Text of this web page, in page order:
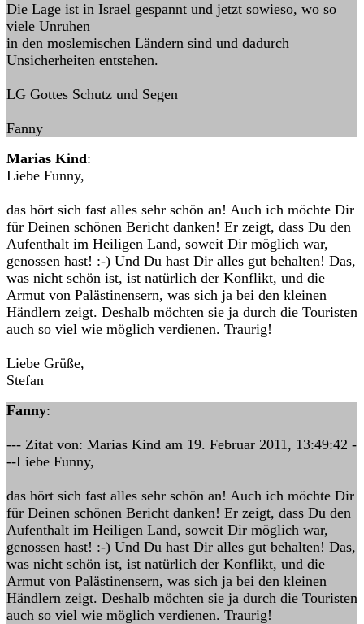
Die Lage ist in Israel gespannt und jetzt sowieso, wo so
viele Unruhen
in den moslemischen Ländern sind und dadurch
Unsicherheiten entstehen.
LG Gottes Schutz und Segen
Fanny
Marias Kind:
Liebe Funny,
das hört sich fast alles sehr schön an! Auch ich möchte Dir
für Deinen schönen Bericht danken! Er zeigt, dass Du den
Aufenthalt im Heiligen Land, soweit Dir möglich war,
genossen hast! :-) Und Du hast Dir alles gut behalten! Das,
was nicht schön ist, ist natürlich der Konflikt, und die
Armut von Palästinensern, was sich ja bei den kleinen
Händlern zeigt. Deshalb möchten sie ja durch die Touristen
auch so viel wie möglich verdienen. Traurig!
Liebe Grüße,
Stefan
Fanny:
--- Zitat von: Marias Kind am 19. Februar 2011, 13:49:42 -
--Liebe Funny,
das hört sich fast alles sehr schön an! Auch ich möchte Dir
für Deinen schönen Bericht danken! Er zeigt, dass Du den
Aufenthalt im Heiligen Land, soweit Dir möglich war,
genossen hast! :-) Und Du hast Dir alles gut behalten! Das,
was nicht schön ist, ist natürlich der Konflikt, und die
Armut von Palästinensern, was sich ja bei den kleinen
Händlern zeigt. Deshalb möchten sie ja durch die Touristen
auch so viel wie möglich verdienen. Traurig!